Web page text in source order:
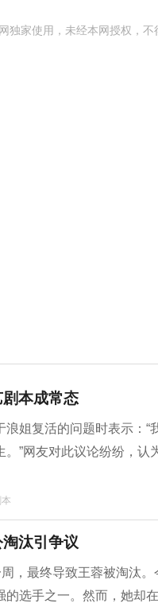
独家使用，未经本网授权，不
本成常态
姐复活的问题时表示：
”网友对此议论纷纷，
汰引争议
，最终导致王蓉被淘汰
选手之一。然而，她却